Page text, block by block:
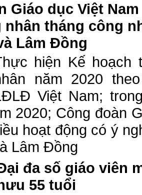
Giáo dục Việt
tháng công
Lâm Đồng
hiện Kế hoạch
năm 2020
Việt Nam;
2020; Công đoàn
hoạt động có ý
Lâm Đồng
đa số giáo viên
55 tuổi